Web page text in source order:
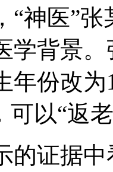
“神医”
学背景
年份改
可以“返
的证据